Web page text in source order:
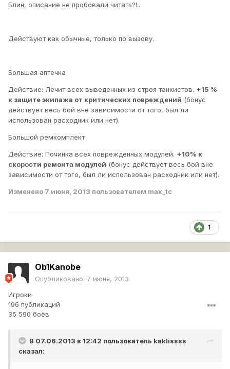
Блин, описание не пробовали читать?!..
Действуют как обычные, только по вызову.
Большая аптечка
Действие: Лечит всех выведенных из строя танкистов. +15 %
к защите экипажа от критических повреждений (бонус
действует весь бой вне зависимости от того, был ли
использован расходник или нет).
Большой ремкомплект
Действие: Починка всех поврежденных модулей. +10% к
скорости ремонта модулей (бонус действует весь бой вне
зависимости от того, был ли использован расходник или нет).
Изменено 7 июня, 2013 пользователем max_tc
1
Ob1Kanobe
Опубликовано: 7 июня, 2013
Игроки
196 публикаций
35 590 боёв
В 07.06.2013 в 12:42 пользователь kaklissss
сказал: